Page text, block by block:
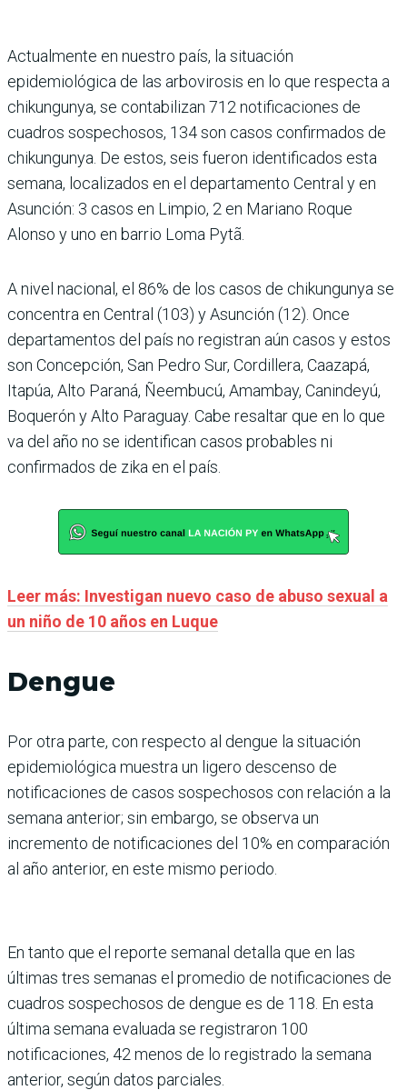
Actualmente en nuestro país, la situación
epidemiológica de las arbovirosis en lo que respecta a
chikungunya, se contabilizan 712 notificaciones de
cuadros sospechosos, 134 son casos confirmados de
chikungunya. De estos, seis fueron identificados esta
semana, localizados en el departamento Central y en
Asunción: 3 casos en Limpio, 2 en Mariano Roque
Alonso y uno en barrio Loma Pytã.
A nivel nacional, el 86% de los casos de chikungunya se
concentra en Central (103) y Asunción (12). Once
departamentos del país no registran aún casos y estos
son Concepción, San Pedro Sur, Cordillera, Caazapá,
Itapúa, Alto Paraná, Ñeembucú, Amambay, Canindeyú,
Boquerón y Alto Paraguay. Cabe resaltar que en lo que
va del año no se identifican casos probables ni
confirmados de zika en el país.
Leer más: Investigan nuevo caso de abuso sexual a
un niño de 10 años en Luque
Dengue
Por otra parte, con respecto al dengue la situación
epidemiológica muestra un ligero descenso de
notificaciones de casos sospechosos con relación a la
semana anterior; sin embargo, se observa un
incremento de notificaciones del 10% en comparación
al año anterior, en este mismo periodo.
En tanto que el reporte semanal detalla que en las
últimas tres semanas el promedio de notificaciones de
cuadros sospechosos de dengue es de 118. En esta
última semana evaluada se registraron 100
notificaciones, 42 menos de lo registrado la semana
anterior, según datos parciales.